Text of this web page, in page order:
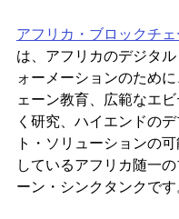
アフリカ・ブロックチ
は、アフリカのデジタ
ォーメーションのため
ェーン教育、広範なエ
く研究、ハイエンドの
ト・ソリューションの
しているアフリカ随一
ーン・シンクタンクです